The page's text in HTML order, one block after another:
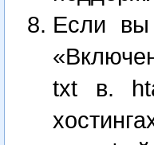
Если
txt в.